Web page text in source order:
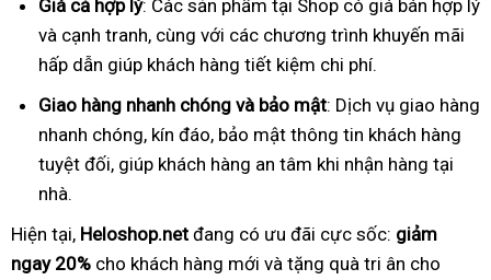
Giá cả hợp lý: Các sản phẩm tại Shop có giá bán hợp lý
và cạnh tranh, cùng với các chương trình khuyến mãi
hấp dẫn giúp khách hàng tiết kiệm chi phí.
Giao hàng nhanh chóng và bảo mật: Dịch vụ giao hàng
nhanh chóng, kín đáo, bảo mật thông tin khách hàng
tuyệt đối, giúp khách hàng an tâm khi nhận hàng tại
nhà.
Hiện tại, Heloshop.net đang có ưu đãi cực sốc: giảm
ngay 20% cho khách hàng mới và tặng quà tri ân cho